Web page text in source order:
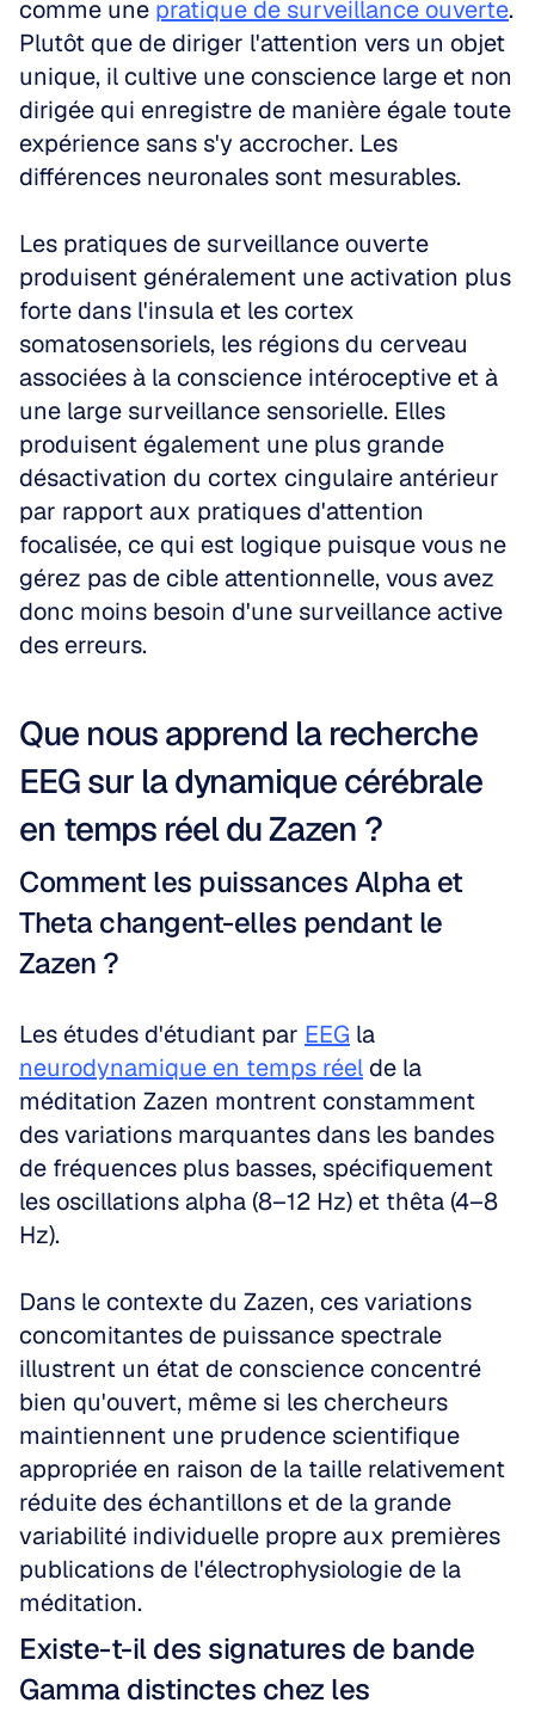
comme une pratique de surveillance ouverte.
Plutôt que de diriger l'attention vers un objet
unique, il cultive une conscience large et non
dirigée qui enregistre de manière égale toute
expérience sans s'y accrocher. Les
différences neuronales sont mesurables.
Les pratiques de surveillance ouverte
produisent généralement une activation plus
forte dans l'insula et les cortex
somatosensoriels, les régions du cerveau
associées à la conscience intéroceptive et à
une large surveillance sensorielle. Elles
produisent également une plus grande
désactivation du cortex cingulaire antérieur
par rapport aux pratiques d'attention
focalisée, ce qui est logique puisque vous ne
gérez pas de cible attentionnelle, vous avez
donc moins besoin d'une surveillance active
des erreurs.
Que nous apprend la recherche
EEG sur la dynamique cérébrale
en temps réel du Zazen ?
Comment les puissances Alpha et
Theta changent-elles pendant le
Zazen ?
Les études d'étudiant par EEG
neurodynamique en temps réel de la
méditation Zazen montrent constamment
des variations marquantes dans les bandes
de fréquences plus basses, spécifiquement
les oscillations alpha (8–12 Hz) et thêta (4–8
Hz).
Dans le contexte du Zazen, ces variations
concomitantes de puissance spectrale
illustrent un état de conscience concentré
bien qu'ouvert, même si les chercheurs
maintiennent une prudence scientifique
appropriée en raison de la taille relativement
réduite des échantillons et de la grande
variabilité individuelle propre aux premières
publications de l'électrophysiologie de la
méditation.
Existe-t-il des signatures de bande
Gamma distinctes chez les